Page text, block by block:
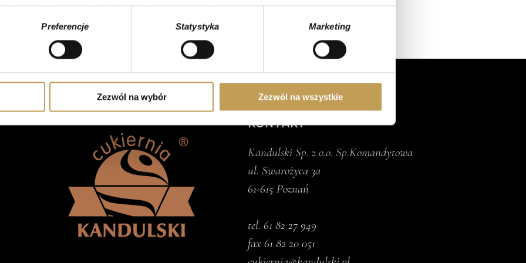
aktywnie analizując charakteryzującego je zbiory danych (fingerprinting, czyli
tego, jak Twoje osobiste dane są przetwarzane oraz ustaw własne preferencje wsekcji
cookie możesz zmienić lub wycofać swoją zgodę w dowolnej chwili.
spersonalizowania treści i reklam, aby oferować funkcje społecznościowe i analizować
o tym, jak korzystasz z naszej witryny, udostępniamy partnerom społecznościowym,
mogą połączyć te informacje z innymi danymi otrzymanymi od Ciebie lub
z ich usług.
Preferencje Statystyka Marketing
Zezwól na wybór Zezwól na wszystkie
KONTAKT
Kandulski Sp. z o.o. Sp.Komandytowa
ul. Swarożyca 3a
61-615 Poznań
tel. 61 82 27 949
fax 61 82 20 051